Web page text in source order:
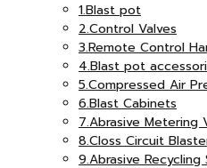
อินเตอร์
เอ็ม
1.Blast pot
2.Control Valves
3.Remote Control
4.Blast pot
5.Compressed Air
6.Blast Cabinets
7.Abrasive Metering
8.Closs Circuit
9.Abrasive Recycling